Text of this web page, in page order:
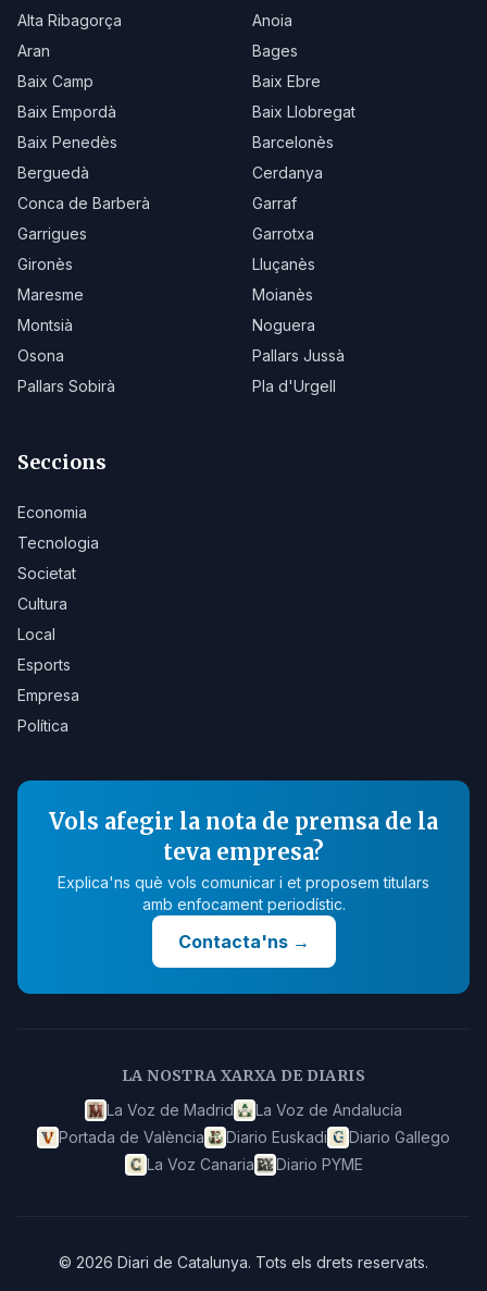
Alta Ribagorça
Anoia
Aran
Bages
Baix Camp
Baix Ebre
Baix Empordà
Baix Llobregat
Baix Penedès
Barcelonès
Berguedà
Cerdanya
Conca de Barberà
Garraf
Garrigues
Garrotxa
Gironès
Lluçanès
Maresme
Moianès
Montsià
Noguera
Osona
Pallars Jussà
Pallars Sobirà
Pla d'Urgell
Seccions
Economia
Tecnologia
Societat
Cultura
Local
Esports
Empresa
Política
Vols afegir la nota de premsa de la
teva empresa?
Explica'ns què vols comunicar i et proposem titulars
amb enfocament periodístic.
Contacta'ns→
LA NOSTRA XARXA DE DIARIS
La Voz de Madrid
La Voz de Andalucía
Portada de València
Diario Euskadi
Diario Gallego
La Voz Canaria
Diario PYME
© 2026 Diari de Catalunya. Tots els drets reservats.